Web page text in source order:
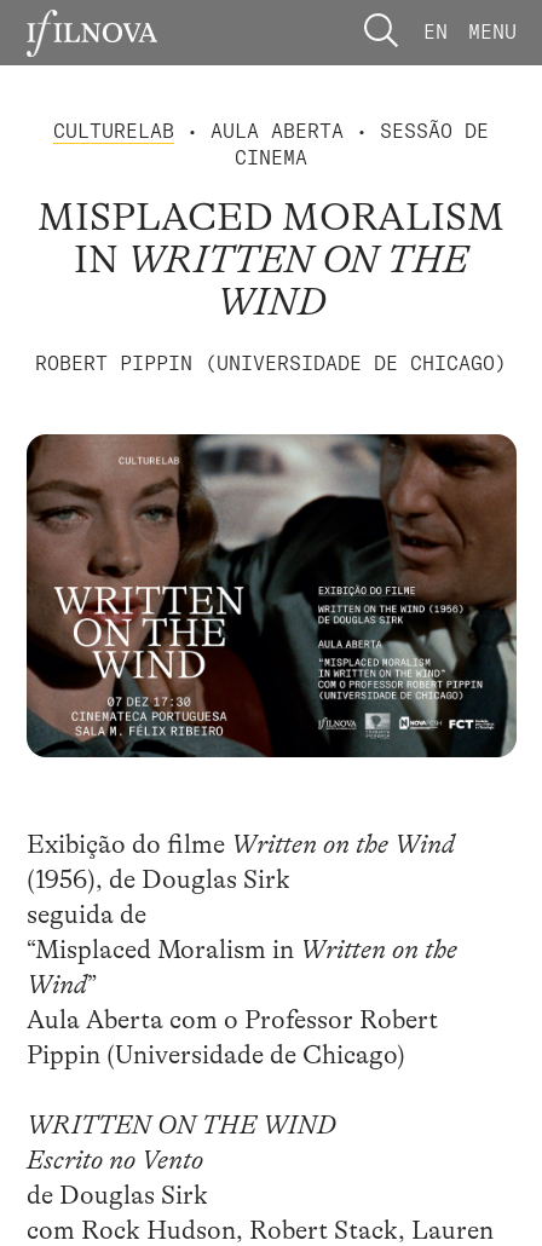
EN MENU
CULTURELAB • AULA ABERTA • SESSÃO DE
CINEMA
MISPLACED MORALISM
IN WRITTEN ON THE
WIND
ROBERT PIPPIN (UNIVERSIDADE DE CHICAGO)
Exibição do filme Written on the Wind
(1956), de Douglas Sirk
seguida de
“Misplaced Moralism in Written on the
Wind”
Aula Aberta com o Professor Robert
Pippin (Universidade de Chicago)
WRITTEN ON THE WIND
Escrito no Vento
de Douglas Sirk
com Rock Hudson, Robert Stack, Lauren